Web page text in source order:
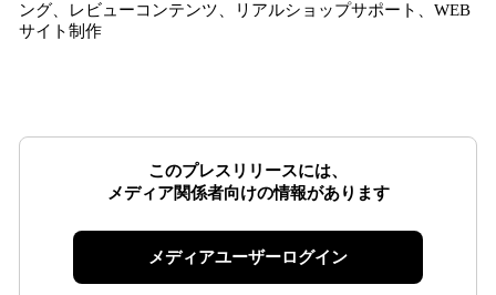
ング、レビューコンテンツ、リアルショップサポート、WEB
サイト制作
このプレスリリースには、
メディア関係者向けの情報があります
メディアユーザーログイン